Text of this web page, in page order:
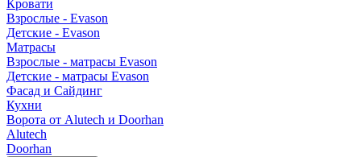
Кровати
Взрослые - Evason
Детские - Evason
Матрасы
Взрослые - матрасы Evason
Детские - матрасы Evason
Фасад и Сайдинг
Кухни
Ворота от Alutech и Doorhan
Alutech
Doorhan